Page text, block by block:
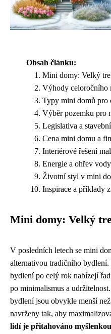
Obsah článku:
Mini domy: Velký
Výhody celoročního
Typy mini domů pro
Výběr pozemku pro
Legislativa a
Cena mini domu a
Interiérové řešení
Energie a ohřev
Životní styl v mini
Inspirace a příklady
Mini domy: Velký
V posledních letech se mini
alternativou tradičního
bydlení po celý rok nabízejí
po minimalismus a
bydlení jsou obvykle menší
navrženy tak, aby
lidí je přitahováno